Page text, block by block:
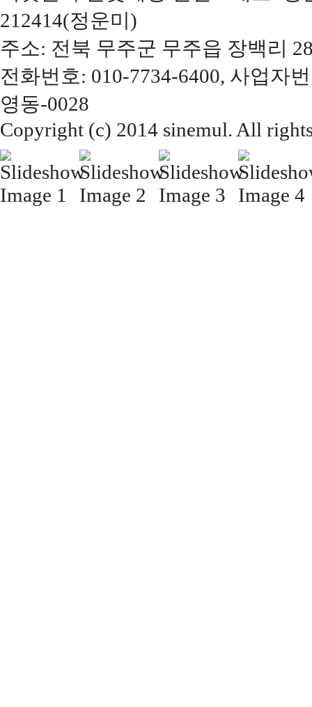
212414(정운미)
주소: 전북 무주군 무주읍 장백리
전화번호: 010-7734-6400, 사업자
영동-0028
Copyright (c) 2014 sinemul. All